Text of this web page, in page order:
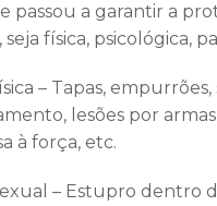
passou a garantir a
seja física, psicológica,
– Tapas,
lesões por
à força, etc.
– Estupro dentro